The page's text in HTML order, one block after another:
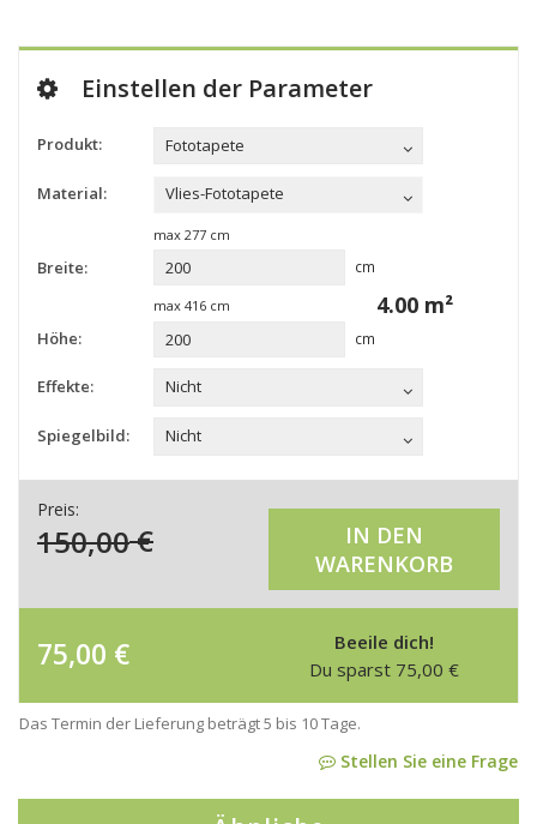
Einstellen der Parameter
Produkt: Fototapete
Material: Vlies-Fototapete
max 277cm
Breite: cm
max 416cm
Höhe: cm
4.00 m²
Effekte: Nicht
Spiegelbild: Nicht
Preis:
150,00€
IN DEN
WARENKORB
75,00 €
Beeile dich!
Du sparst 75,00 €
Das Termin der Lieferung beträgt 5 bis 10 Tage.
Stellen Sie eine Frage